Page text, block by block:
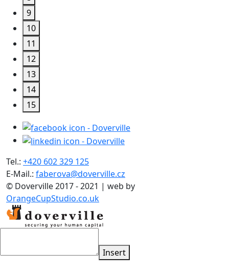
9
10
11
12
13
14
15
Tel.: +420 602 329 125
E-Mail.: faberova@doverville.cz
© Doverville 2017 - 2021 | web by
OrangeCupStudio.co.uk
Insert